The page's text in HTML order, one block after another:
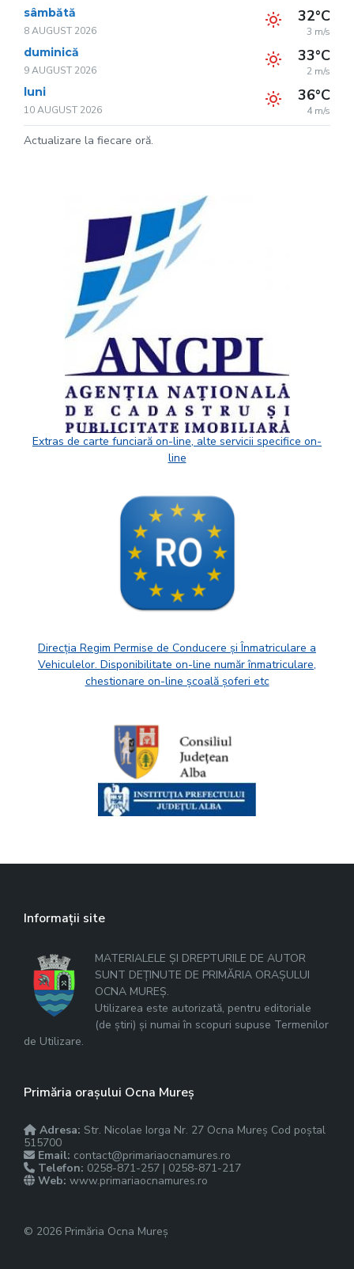
sâmbătă
8 AUGUST 2026
32°C
3 m/s
duminică
9 AUGUST 2026
33°C
2 m/s
luni
10 AUGUST 2026
36°C
4 m/s
Actualizare la fiecare oră.
Extras de carte funciară on-line, alte servicii specifice on-
line
Direcția Regim Permise de Conducere și Înmatriculare a
Vehiculelor. Disponibilitate on-line număr înmatriculare,
chestionare on-line școală șoferi etc
Informații site
MATERIALELE ȘI DREPTURILE DE AUTOR
SUNT DEȚINUTE DE PRIMĂRIA ORAȘULUI
OCNA MUREȘ.
Utilizarea este autorizată, pentru editoriale
(de știri) și numai în scopuri supuse Termenilor
de Utilizare.
Primăria orașului Ocna Mureș
Adresa: Str. Nicolae Iorga Nr. 27 Ocna Mureș Cod poștal
515700
Email: contact@primariaocnamures.ro
Telefon: 0258-871-257 | 0258-871-217
Web: www.primariaocnamures.ro
© 2026 Primăria Ocna Mureș